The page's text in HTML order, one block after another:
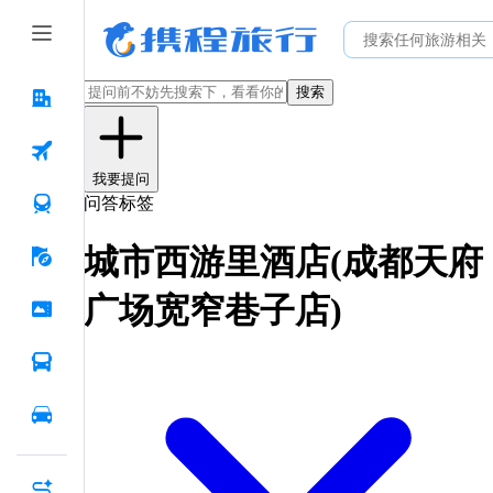
搜索
我要提问
问答标签
城市西游里酒店(成都天府
广场宽窄巷子店)